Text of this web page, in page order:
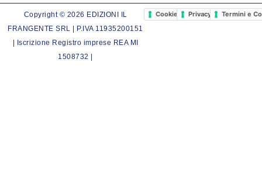
Copyright © 2026 EDIZIONI IL
FRANGENTE SRL | P.IVA 11935200151
| Iscrizione Registro imprese REA MI
1508732 |
Cookie PolicyPrivacy PolicyTermini e